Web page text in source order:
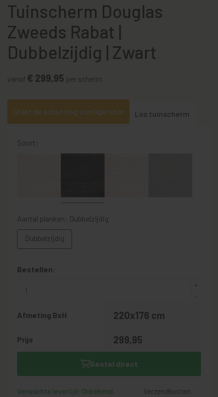
Tuinscherm Douglas
Zweeds Rabat |
Dubbelzijdig | Zwart
vanaf € 299,95 per scherm
Start de schutting configurator Los tuinscherm
Soort:
Aantal planken: Dubbelzijdig
Dubbelzijdig
Bestellen:
Afmeting BxH 220x176 cm
Prijs 299,95
Bestel direct
Verwachte levertijd: Onbekend,
Verzendkosten